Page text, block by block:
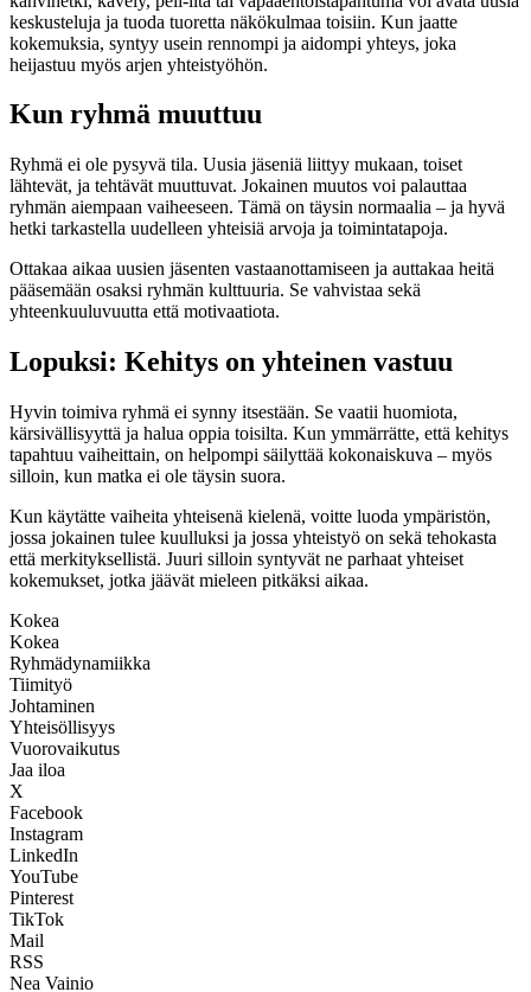
keskusteluja ja tuoda tuoretta näkökulmaa toisiin. Kun jaatte
kokemuksia, syntyy usein rennompi ja aidompi yhteys, joka
heijastuu myös arjen yhteistyöhön.
Kun ryhmä muuttuu
Ryhmä ei ole pysyvä tila. Uusia jäseniä liittyy mukaan, toiset
lähtevät, ja tehtävät muuttuvat. Jokainen muutos voi palauttaa
ryhmän aiempaan vaiheeseen. Tämä on täysin normaalia – ja hyvä
hetki tarkastella uudelleen yhteisiä arvoja ja toimintatapoja.
Ottakaa aikaa uusien jäsenten vastaanottamiseen ja auttakaa heitä
pääsemään osaksi ryhmän kulttuuria. Se vahvistaa sekä
yhteenkuuluvuutta että motivaatiota.
Lopuksi: Kehitys on yhteinen vastuu
Hyvin toimiva ryhmä ei synny itsestään. Se vaatii huomiota,
kärsivällisyyttä ja halua oppia toisilta. Kun ymmärrätte, että kehitys
tapahtuu vaiheittain, on helpompi säilyttää kokonaiskuva – myös
silloin, kun matka ei ole täysin suora.
Kun käytätte vaiheita yhteisenä kielenä, voitte luoda ympäristön,
jossa jokainen tulee kuulluksi ja jossa yhteistyö on sekä tehokasta
että merkityksellistä. Juuri silloin syntyvät ne parhaat yhteiset
kokemukset, jotka jäävät mieleen pitkäksi aikaa.
Kokea
Kokea
Ryhmädynamiikka
Tiimityö
Johtaminen
Yhteisöllisyys
Vuorovaikutus
Jaa iloa
X
Facebook
Instagram
LinkedIn
YouTube
Pinterest
TikTok
Mail
RSS
Nea Vainio